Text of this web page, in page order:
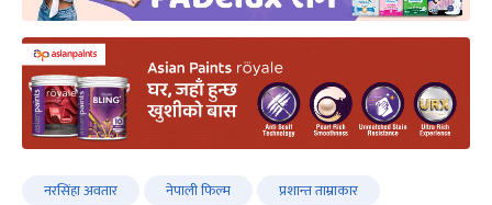
नरसिंहा अवतार नेपाली फिल्म प्रशान्त ताम्राकार